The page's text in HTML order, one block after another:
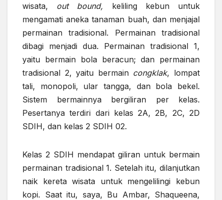
wisata, out bound, keliling kebun untuk
mengamati aneka tanaman buah, dan menjajal
permainan tradisional. Permainan tradisional
dibagi menjadi dua. Permainan tradisional 1,
yaitu bermain bola beracun; dan permainan
tradisional 2, yaitu bermain congklak, lompat
tali, monopoli, ular tangga, dan bola bekel.
Sistem bermainnya bergiliran per kelas.
Pesertanya terdiri dari kelas 2A, 2B, 2C, 2D
SDIH, dan kelas 2 SDIH 02.
Kelas 2 SDIH mendapat giliran untuk bermain
permainan tradisional 1. Setelah itu, dilanjutkan
naik kereta wisata untuk mengelilingi kebun
kopi. Saat itu, saya, Bu Ambar, Shaqueena,